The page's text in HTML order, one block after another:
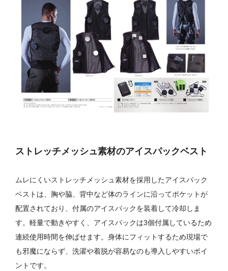
ストレッチメッシュ素材のアイスパックベスト
ムレにくいストレッチメッシュ素材を採用したアイスパック
ベストは、胸や脇、背中など体のラインに沿ってポケットが
配置されており、付属のアイスパックを装着して冷却しま
す。軽量で動きやすく、アイスパックは3個付属しているため
連続使用時間を伸ばせます。身体にフィットするため現場で
も邪魔にならず、洗濯や着脱が容易なのも導入しやすいポイ
ントです。